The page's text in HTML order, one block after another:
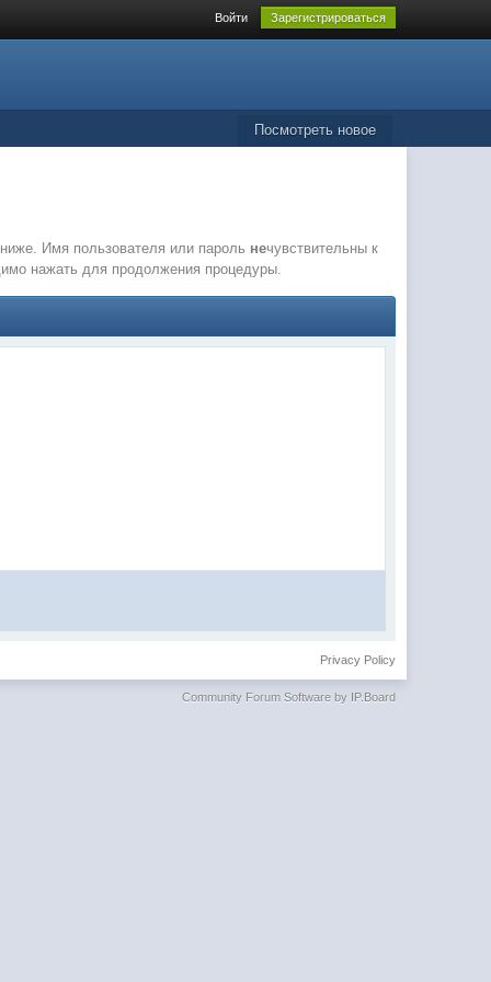
Войти Зарегистрироваться
Посмотреть новое
Имя пользователя или пароль нечувствительны к
нажать для продолжения процедуры.
Privacy Policy
Community Forum Software by IP.Board